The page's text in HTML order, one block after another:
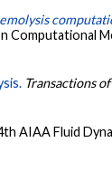
Computational
Transactions
AIAA Fluid